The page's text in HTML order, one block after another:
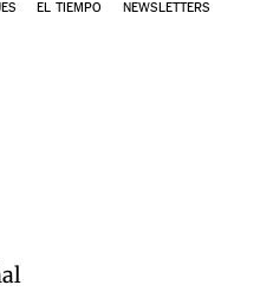
EL TIEMPO NEWSLETTERS